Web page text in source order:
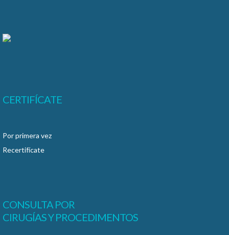
CERTIFÍCATE
Por primera vez
Recertifícate
CONSULTA POR
CIRUGÍAS Y PROCEDIMENTOS